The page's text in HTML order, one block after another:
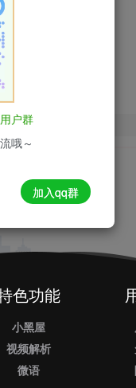
看
户群
哦～
加入qq群
色功能
小黑屋
视频解析
微语